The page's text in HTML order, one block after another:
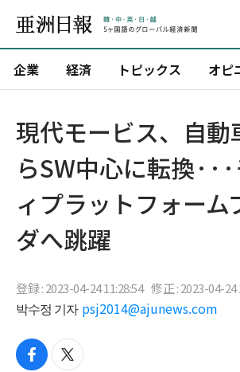
企業 経済 トピックス オピ
現代モービス、自動
らSW中心に転換
ィプラットフォーム
ダへ跳躍
登録 : 2023-04-24 11:28:54 修正 : 2023-04-24
박수정 기자 psj2014@ajunews.com
f
t